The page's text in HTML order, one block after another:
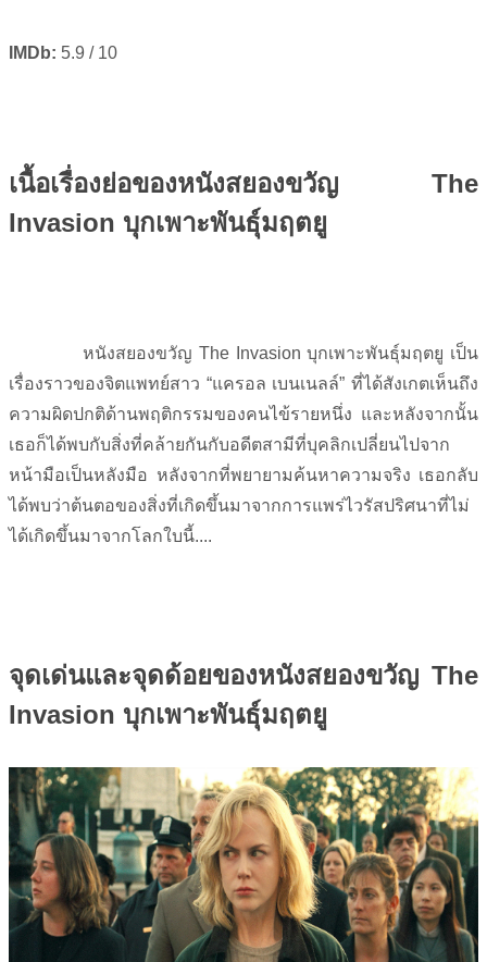
IMDb: 5.9 / 10
เนื้อเรื่องย่อของหนังสยองขวัญ The
Invasion บุกเพาะพันธุ์มฤตยู
หนังสยองขวัญ The Invasion บุกเพาะพันธุ์มฤตยู เป็น
เรื่องราวของจิตแพทย์สาว “แครอล เบนเนลล์” ที่ได้สังเกตเห็นถึง
ความผิดปกติด้านพฤติกรรมของคนไข้รายหนึ่ง และหลังจากนั้น
เธอก็ได้พบกับสิ่งที่คล้ายกันกับอดีตสามีที่บุคลิกเปลี่ยนไปจาก
หน้ามือเป็นหลังมือ หลังจากที่พยายามค้นหาความจริง เธอกลับ
ได้พบว่าต้นตอของสิ่งที่เกิดขึ้นมาจากการแพร่ไวรัสปริศนาที่ไม่
ได้เกิดขึ้นมาจากโลกใบนี้....
จุดเด่นและจุดด้อยของหนังสยองขวัญ The
Invasion บุกเพาะพันธุ์มฤตยู